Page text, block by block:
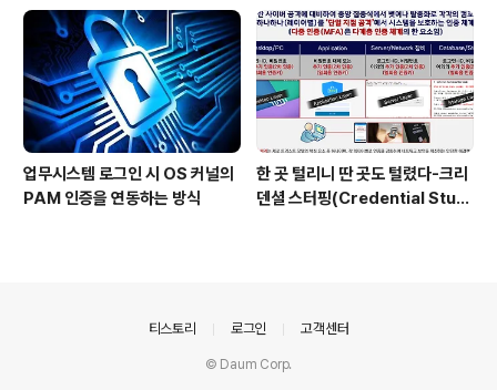
업무시스템 로그인 시 OS 커널의
PAM 인증을 연동하는 방식
한 곳 털리니 딴 곳도 털렸다-크리
덴셜 스터핑(Credential Stuff
티스토리 로그인 고객센터
© Daum Corp.